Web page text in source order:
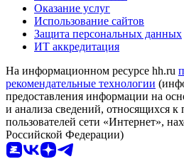
Оказание услуг
Использование сайтов
Защита персональных данных
ИТ аккредитация
На информационном ресурсе hh.ru
рекомендательные технологии
предоставления информации на
и анализа сведений, относящихся к
пользователей сети «Интернет»,
Российской Федерации)